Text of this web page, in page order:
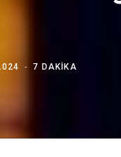
7 DAKIKA